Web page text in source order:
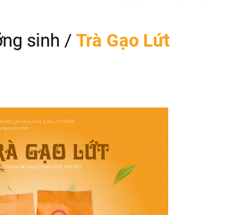
sinh / Trà Gạo Lứt